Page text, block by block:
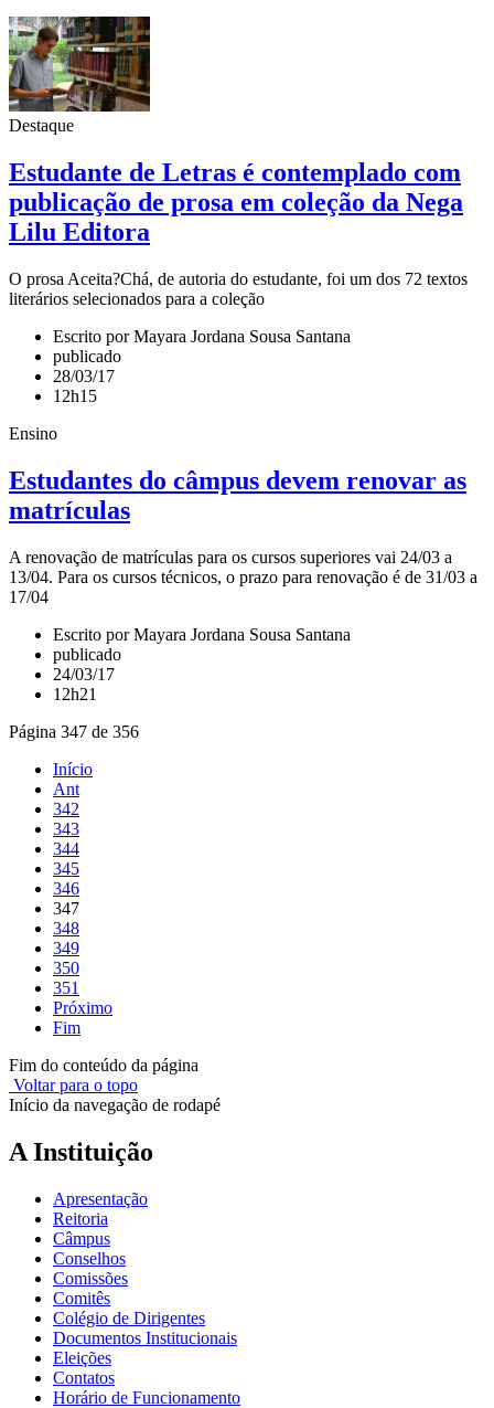
Destaque
Estudante de Letras é contemplado com
publicação de prosa em coleção da Nega
Lilu Editora
O prosa Aceita?Chá, de autoria do estudante, foi um dos 72 textos
literários selecionados para a coleção
Escrito por Mayara Jordana Sousa Santana
publicado
28/03/17
12h15
Ensino
Estudantes do câmpus devem renovar as
matrículas
A renovação de matrículas para os cursos superiores vai 24/03 a
13/04. Para os cursos técnicos, o prazo para renovação é de 31/03 a
17/04
Escrito por Mayara Jordana Sousa Santana
publicado
24/03/17
12h21
Página 347 de 356
Início
Ant
342
343
344
345
346
347
348
349
350
351
Próximo
Fim
Fim do conteúdo da página
Voltar para o topo
Início da navegação de rodapé
A Instituição
Apresentação
Reitoria
Câmpus
Conselhos
Comissões
Comitês
Colégio de Dirigentes
Documentos Institucionais
Eleições
Contatos
Horário de Funcionamento